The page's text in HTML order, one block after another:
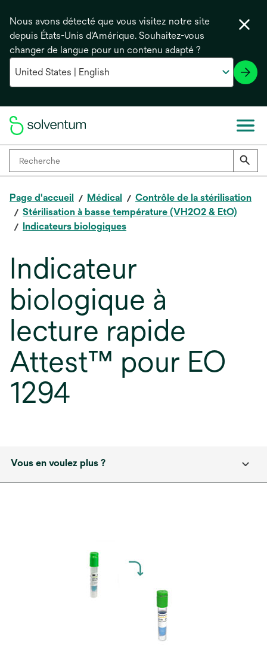
Nous avons détecté que vous visitez notre site
depuis États-Unis d'Amérique. Souhaitez-vous
changer de langue pour un contenu adapté ?
Page d'accueil Médical
Contrôle de la stérilisation
Stérilisation à basse température (VH2O2 & EtO)
Indicateurs biologiques
Indicateur
biologique à
lecture rapide
Attest™ pour EO
1294
Vous en voulez plus ?